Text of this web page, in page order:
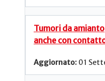
Tumori da
anche con
01